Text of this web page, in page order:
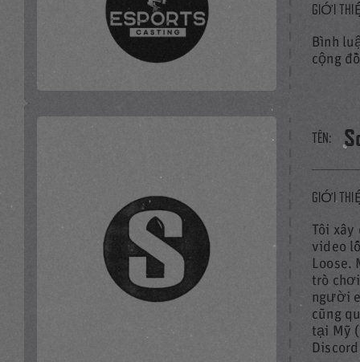
GIỚI
Bình
cộng
PHÁT TOÀN BỘ
Liên kết
TÊN:
GIỚI
Tôi
video
Loose.
trò
người
cũng
tại Mỹ
PHÁT TOÀN BỘ